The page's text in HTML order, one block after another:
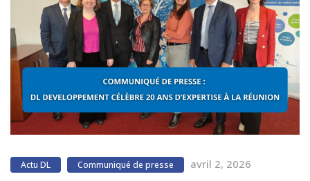
Actu DL Communiqué de presse avril 2, 2026